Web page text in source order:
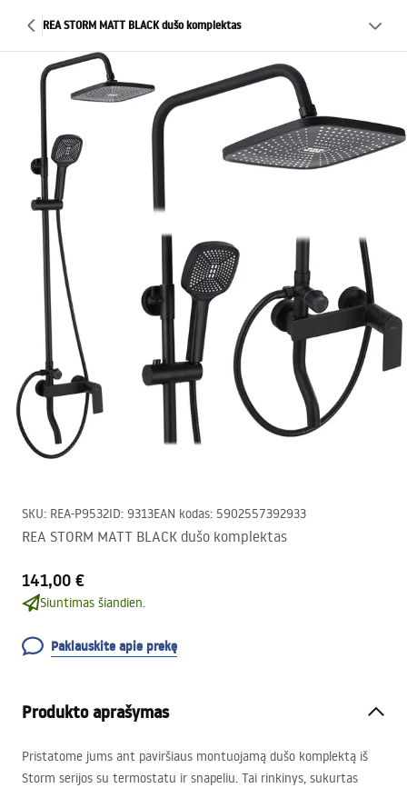
REA STORM MATT BLACK dušo komplektas
SKU: REA-P9532ID: 9313EAN kodas: 5902557392933
REA STORM MATT BLACK dušo komplektas
141,00 €
Siuntimas šiandien.
Paklauskite apie prekę
Produkto aprašymas
Pristatome jums ant paviršiaus montuojamą dušo komplektą iš
Storm serijos su termostatu ir snapeliu. Tai rinkinys, sukurtas